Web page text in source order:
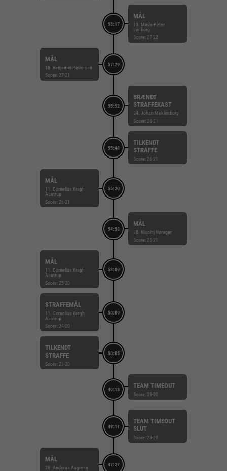
58:17
MÅL
13. Mads-Peter
Lønborg
Score: 27-22
57:29
MÅL
18. Benjamin Pedersen
Score: 27-21
55:52
BRÆNDT
STRAFFEKAST
24. Johan Meklenborg
Score: 26-21
55:48
TILKENDT
STRAFFE
Score: 26-21
55:20
MÅL
11. Cornelius Kragh
Aastrup
Score: 26-21
54:53
MÅL
88. Nicolaj Nørager
Score: 25-21
53:09
MÅL
11. Cornelius Kragh
Aastrup
Score: 25-20
50:09
STRAFFEMÅL
11. Cornelius Kragh
Aastrup
Score: 24-20
50:05
TILKENDT
STRAFFE
Score: 23-20
49:13
TEAM TIMEOUT
Score: 23-20
49:11
TEAM TIMEOUT
SLUT
Score: 23-20
47:27
MÅL
28. Andreas Aagreen